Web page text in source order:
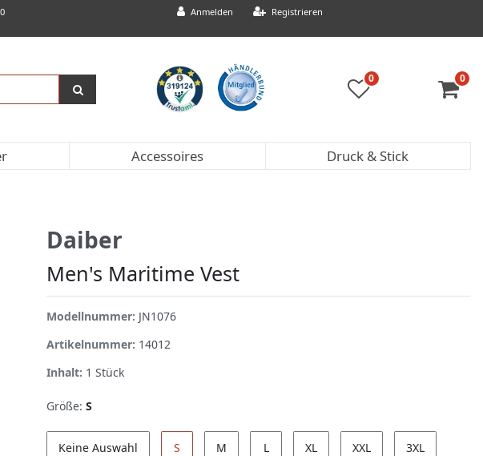
Anmelden Registrieren
0 0
Accessoires Druck & Stick
Daiber
Men's Maritime Vest
Modellnummer: JN1076
Artikelnummer: 14012
Inhalt: 1 Stück
Größe: S
Keine Auswahl S M L XL XXL 3XL